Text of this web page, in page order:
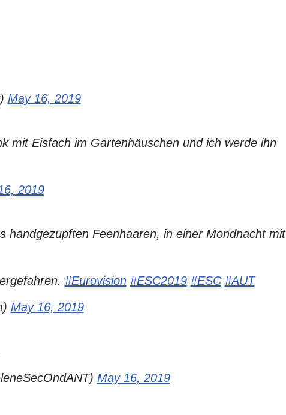
May 16, 2019
mit Eisfach im Gartenhäuschen und ich werde ihn
2019
handgezupften Feenhaaren, in einer Mondnacht mit
#Eurovision #ESC2019 #ESC #AUT
May 16, 2019
May 16, 2019